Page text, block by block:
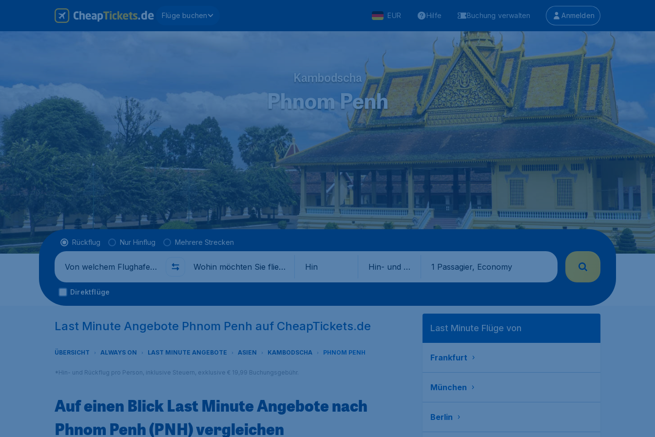
Flüge buchen EUR Hilfe Buchung verwalten Anmelden
Kambodscha
Phnom Penh
Flugtyp
Rückflug Nur Hinflug Mehrere Strecken
Abflug von Wohin Hin
Hin- und Rü
1 Passagier, Economy
Direktflüge
Last Minute Angebote Phnom Penh auf CheapTickets.de
ÜBERSICHT ALWAYS ON LAST MINUTE ANGEBOTE ASIEN KAMBODSCHA PHNOM PENH
*Hin- und Rückflug pro Person, inklusive Steuern, exklusive € 19,99 Buchungsgebühr.
Auf einen Blick Last Minute Angebote nach
Phnom Penh (PNH) vergleichen
Last Minute Flüge von
Frankfurt
München
Berlin